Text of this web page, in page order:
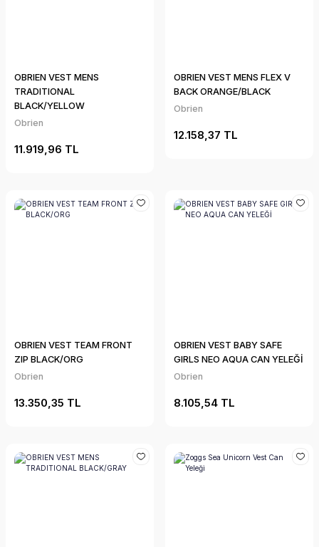
OBRIEN VEST MENS
TRADITIONAL
BLACK/YELLOW
Obrien
11.919,96 TL
OBRIEN VEST MENS FLEX V
BACK ORANGE/BLACK
Obrien
12.158,37 TL
OBRIEN VEST TEAM FRONT
ZIP BLACK/ORG
Obrien
13.350,35 TL
OBRIEN VEST BABY SAFE
GIRLS NEO AQUA CAN YELEĞİ
Obrien
8.105,54 TL